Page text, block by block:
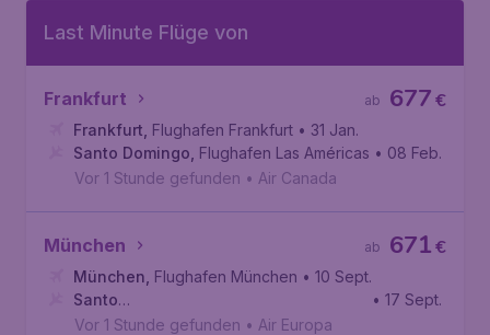
Last Minute Flüge von
Frankfurt €
677
ab
Frankfurt Flughafen Frankfurt • 31 Jan.
Santo Domingo Flughafen Las Américas • 08 Feb.
Vor 1 Stunde gefunden • Air Canada
München €
671
ab
München Flughafen München • 10 Sept.
Santo
Domingo, Flughafen Las Américas
• 17 Sept.
Vor 1 Stunde gefunden • Air Europa